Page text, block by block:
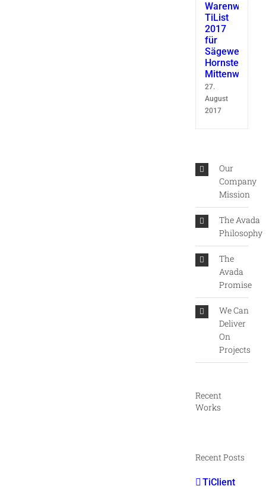
TiList
2017
für
Sägewerk
Hornsteiner
Mittenwald
27.
August
2017
Our
Company
Mission
The Avada
Philosophy
The
Avada
Promise
We Can
Deliver
On
Projects
Recent
Works
Recent Posts
TiClient